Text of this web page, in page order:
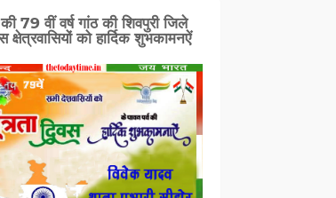
79 वीं वर्ष गांठ की शिवपुरी जिले
क्षेत्रवासियों को हार्दिक शुभकामनऐं